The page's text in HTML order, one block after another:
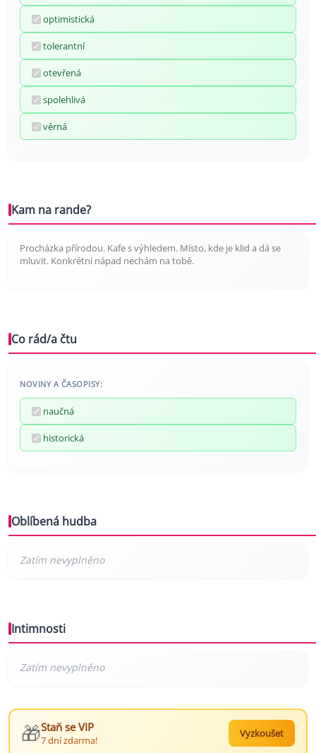
optimistická
tolerantní
otevřená
spolehlivá
věrná
Kam na rande?
Procházka přírodou. Kafe s výhledem. Místo, kde je klid a dá se
mluvit. Konkrétní nápad nechám na tobě.
Co rád/a čtu
NOVINY A ČASOPISY:
naučná
historická
Oblíbená hudba
Intimnosti
🎁Staň se VIP
7 dní zdarma!
Vyzkoušet